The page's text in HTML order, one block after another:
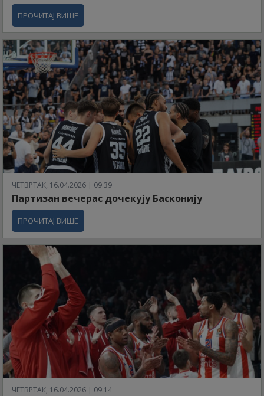
ПРОЧИТАЈ ВИШЕ
ЧЕТВРТАК, 16.04.2026 | 09:39
Партизан вечерас дочекују Басконију
ПРОЧИТАЈ ВИШЕ
ЧЕТВРТАК, 16.04.2026 | 09:14